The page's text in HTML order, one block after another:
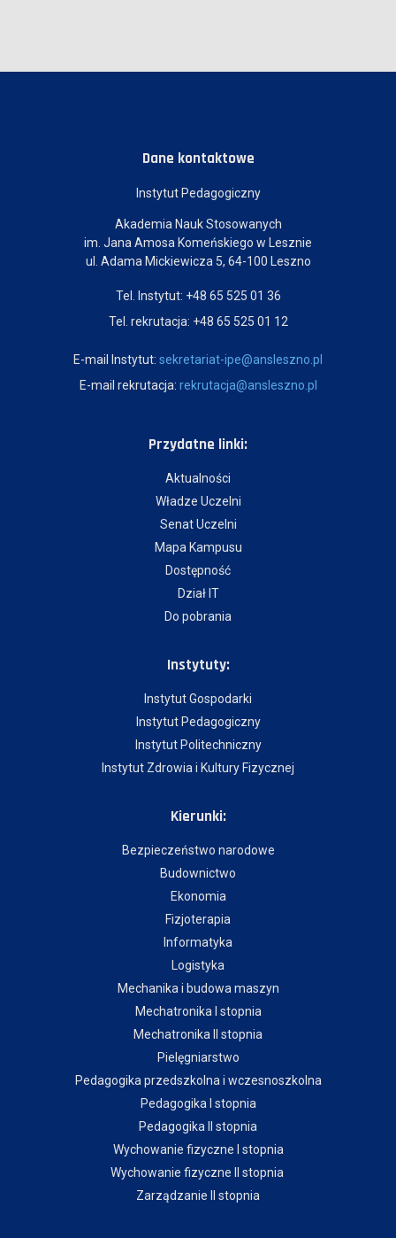
Dane kontaktowe
Instytut Pedagogiczny
Akademia Nauk Stosowanych
im. Jana Amosa Komeńskiego w Lesznie
ul. Adama Mickiewicza 5, 64-100 Leszno
Tel. Instytut: +48 65 525 01 36
Tel. rekrutacja: +48 65 525 01 12
E-mail Instytut: sekretariat-ipe@ansleszno.pl
E-mail rekrutacja: rekrutacja@ansleszno.pl
Przydatne linki:
Aktualności
Władze Uczelni
Senat Uczelni
Mapa Kampusu
Dostępność
Dział IT
Do pobrania
Instytuty:
Instytut Gospodarki
Instytut Pedagogiczny
Instytut Politechniczny
Instytut Zdrowia i Kultury Fizycznej
Kierunki:
Bezpieczeństwo narodowe
Budownictwo
Ekonomia
Fizjoterapia
Informatyka
Logistyka
Mechanika i budowa maszyn
Mechatronika I stopnia
Mechatronika II stopnia
Pielęgniarstwo
Pedagogika przedszkolna i wczesnoszkolna
Pedagogika I stopnia
Pedagogika II stopnia
Wychowanie fizyczne I stopnia
Wychowanie fizyczne II stopnia
Zarządzanie II stopnia